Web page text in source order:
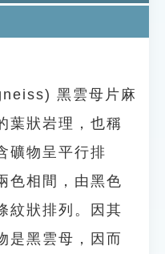
黑雲母片麻
葉狀岩理，也稱
礦物呈平行排
色相間，由黑色
紋狀排列。因其
是黑雲母，因而